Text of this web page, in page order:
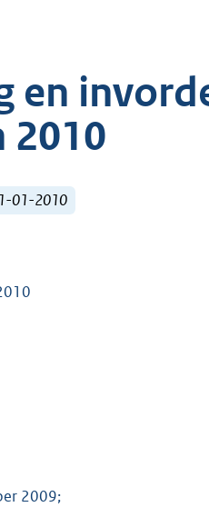
en
2010
01-2010
2009;